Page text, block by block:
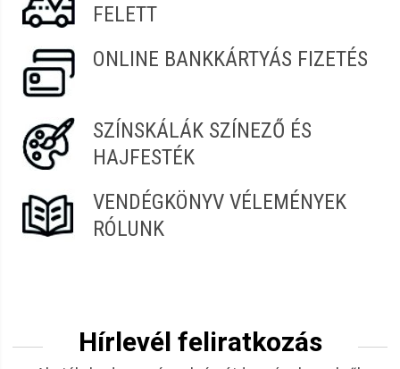
FELETT
ONLINE BANKKÁRTYÁS FIZETÉS
SZÍNSKÁLÁK SZÍNEZŐ ÉS
HAJFESTÉK
VENDÉGKÖNYV VÉLEMÉNYEK
RÓLUNK
Hírlevél feliratkozás